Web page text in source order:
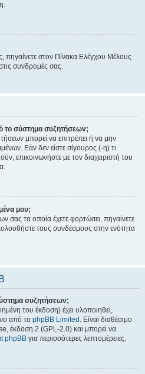
πηγαίνετε στον Πίνακα Ελέγχου Μέλους
συνδρομές σας.
το σύστημα συζητήσεων;
μπορεί να επιτρέπει ή να μην
Εάν δεν είστε σίγουρος (-η) τι
επικοινωνήστε με τον διαχειριστή του
μου;
σας τα οποία έχετε φορτώσει, πηγαίνετε
τους συνδέσμους στην ενότητα
συζητήσεων;
του έκδοση) έχει υλοποιηθεί,
από το phpBB Limited . Είναι διαθέσιμο
έκδοση 2 (GPL-2.0) και μπορεί να
phpBB για περισσότερες λεπτομέρειες.